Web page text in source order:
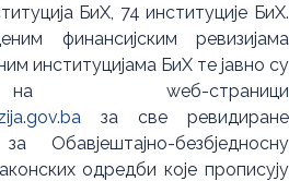
БиХ, 74 институције БиХ.
финансијским ревизијама
институцијама БиХ те јавно су
wеб-страници
за све ревидиране
Обавјештајно-безбједносну
одредби које прописују